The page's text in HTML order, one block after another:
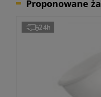
Proponowane
24h